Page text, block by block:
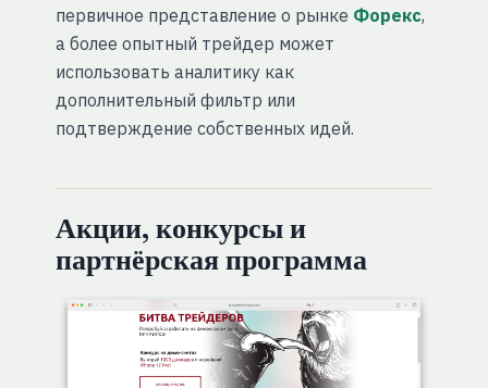
первичное представление о рынке Форекс,
а более опытный трейдер может
использовать аналитику как
дополнительный фильтр или
подтверждение собственных идей.
Акции, конкурсы и
партнёрская программа